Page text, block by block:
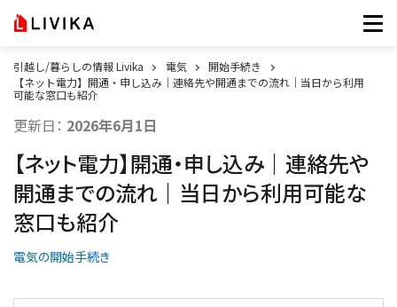
引越し/暮らしの情報 Livika 電気
開始手続き
【ネット電力】開通・申し込み｜連絡先や開通までの流れ｜当日から利用
可能な窓口も紹介
更新日： 2026年6月1日
【ネット電力】開通・申し込み｜連絡先や
開通までの流れ｜当日から利用可能な
窓口も紹介
電気の開始手続き